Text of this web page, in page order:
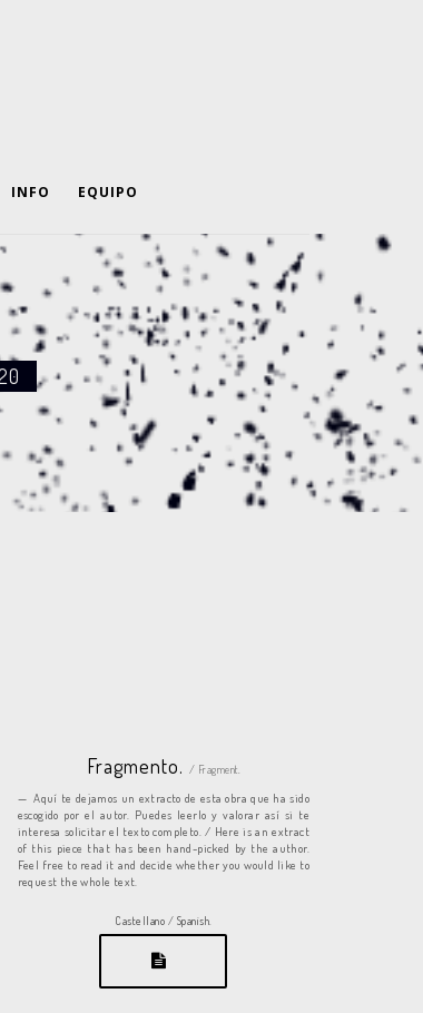
INFO EQUIPO
Fragmento. / Fragment.
Aquí te dejamos un extracto de esta obra que ha sido
escogido por el autor. Puedes leerlo y valorar así si te
interesa solicitar el texto completo. / Here is an extract
of this piece that has been hand-picked by the author.
Feel free to read it and decide whether you would like to
request the whole text.
Castellano / Spanish.